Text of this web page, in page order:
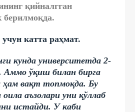
қийналгган
берилмоқда.
катта раҳмат.
кунда университетда 2-
Аммо ўқиш билан бирга
ҳам вақт топмоқда. Бу
аъзолари уни қўллаб
истайди. У каби